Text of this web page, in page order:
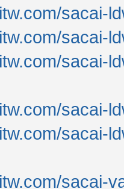
sacai-
sacai-
sacai-
sacai-
sacai-
sacai-